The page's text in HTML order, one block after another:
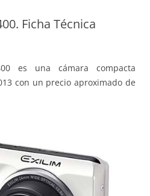
Ficha Técnica
es una cámara compacta
con un precio aproximado de